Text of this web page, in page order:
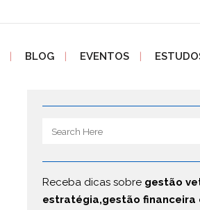
BLOG EVENTOS
Receba dicas sobre gestão
estratégia,gestão financeira